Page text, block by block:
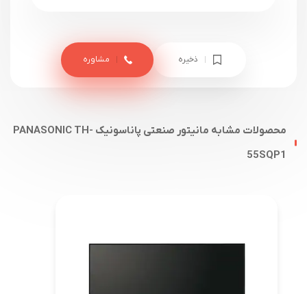
ذخیره مشاوره
محصولات مشابه مانیتور صنعتی پاناسونیک PANASONIC TH-
55SQP1